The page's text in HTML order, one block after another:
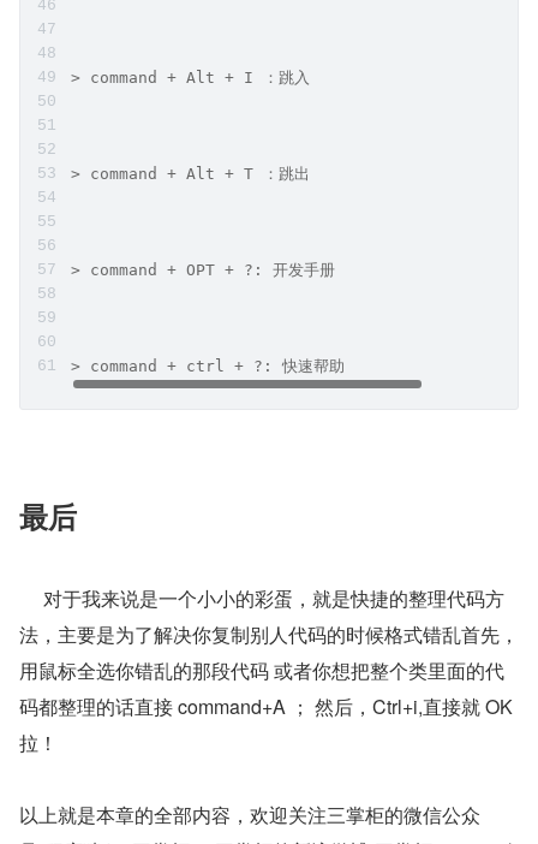
> command + Alt + I ：跳入
> command + Alt + T ：跳出
> command + OPT + ?: 开发手册
> command + ctrl + ?: 快速帮助
最后
对于我来说是一个小小的彩蛋，就是快捷的整理代码方
法，主要是为了解决你复制别人代码的时候格式错乱首先，
用鼠标全选你错乱的那段代码 或者你想把整个类里面的代
码都整理的话直接 command+A ； 然后，Ctrl+i,直接就 OK
拉！
以上就是本章的全部内容，欢迎关注三掌柜的微信公众